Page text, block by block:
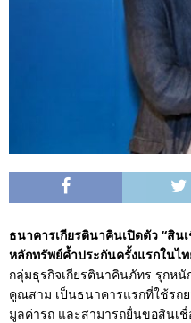
ธนาคารเกียรตินาคินเปิดตัว “สิน
หลักทรัพย์ค้ำประกันครั้งแรกในไท
กลุ่มธุรกิจเกียรตินาคินภัทร รุกหนั
คูณสาม เป็นธนาคารแรกที่ใช้รถย
มูลค่ารถ และสามารถยื่นขอสินเ